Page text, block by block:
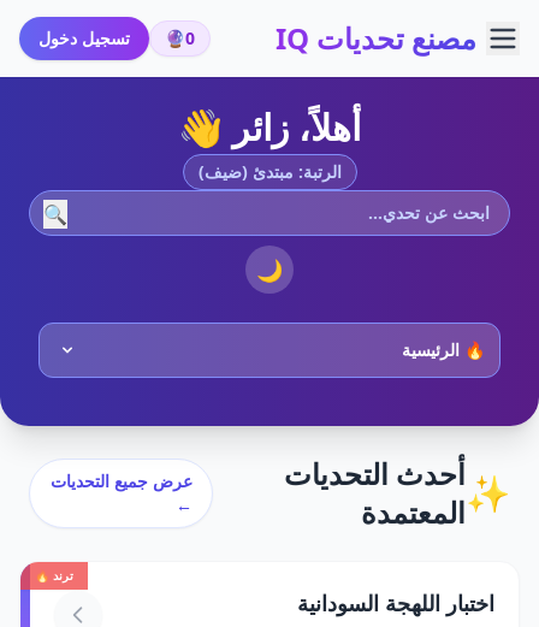
مصنع تحديات IQ 0
🔮 تسجيل دخول
أهلاً، زائر 👋
الرتبة: مبتدئ (ضيف)
🔍
🌙
✨أحدث التحديات
المعتمدة
عرض جميع التحديات
←
ترند 🔥
اختبار اللهجة السودانية